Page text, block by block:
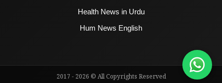
Health News in Urdu
Hum News English
2017 - 2026 © All Copyrights Reserved